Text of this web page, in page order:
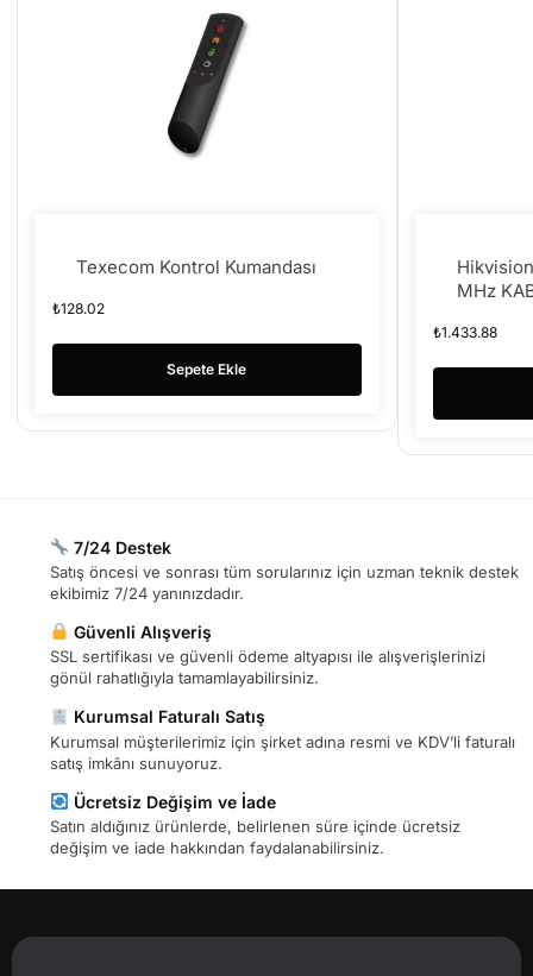
Texecom Kontrol Kumandası
₺128.02
Sepete Ekle
MHz
₺1.433.88
7/24 Destek
Satış öncesi ve sonrası tüm sorularınız için uzman teknik destek
ekibimiz 7/24 yanınızdadır.
Güvenli Alışveriş
SSL sertifikası ve güvenli ödeme altyapısı ile alışverişlerinizi
gönül rahatlığıyla tamamlayabilirsiniz.
Kurumsal Faturalı Satış
Kurumsal müşterilerimiz için şirket adına resmi ve KDV’li faturalı
satış imkânı sunuyoruz.
Ücretsiz Değişim ve İade
Satın aldığınız ürünlerde, belirlenen süre içinde ücretsiz
değişim ve iade hakkından faydalanabilirsiniz.